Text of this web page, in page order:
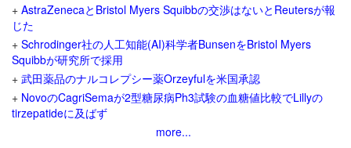
+ AstraZenecaとBristol Myers Squibbの交渉はないとReutersが報
じた
+ Schrodinger社の人工知能(AI)科学者BunsenをBristol Myers
Squibbが研究所で採用
+ 武田薬品のナルコレプシー薬Orzeyfulを米国承認
+ NovoのCagriSemaが2型糖尿病Ph3試験の血糖値比較でLillyの
tirzepatideに及ばず
more...